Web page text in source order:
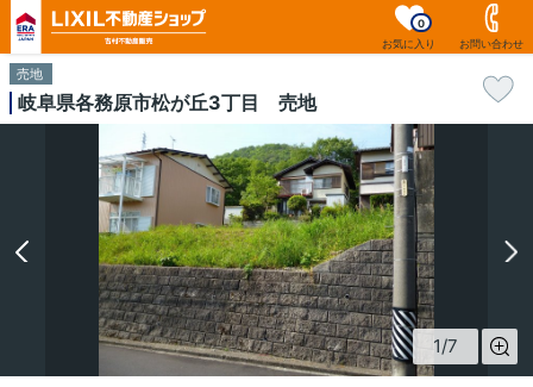
お気に入り
0
お問い合わせ
売地
岐阜県各務原市松が丘3丁目 売地
1/7